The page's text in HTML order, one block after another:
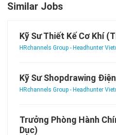
Similar Jobs
Kỹ Sư Thiết Kế Cơ Khí
HRchannels Group - Headhunter
Kỹ Sư Shopdrawing
HRchannels Group - Headhunter
Trưởng Phòng Hành
Dục)